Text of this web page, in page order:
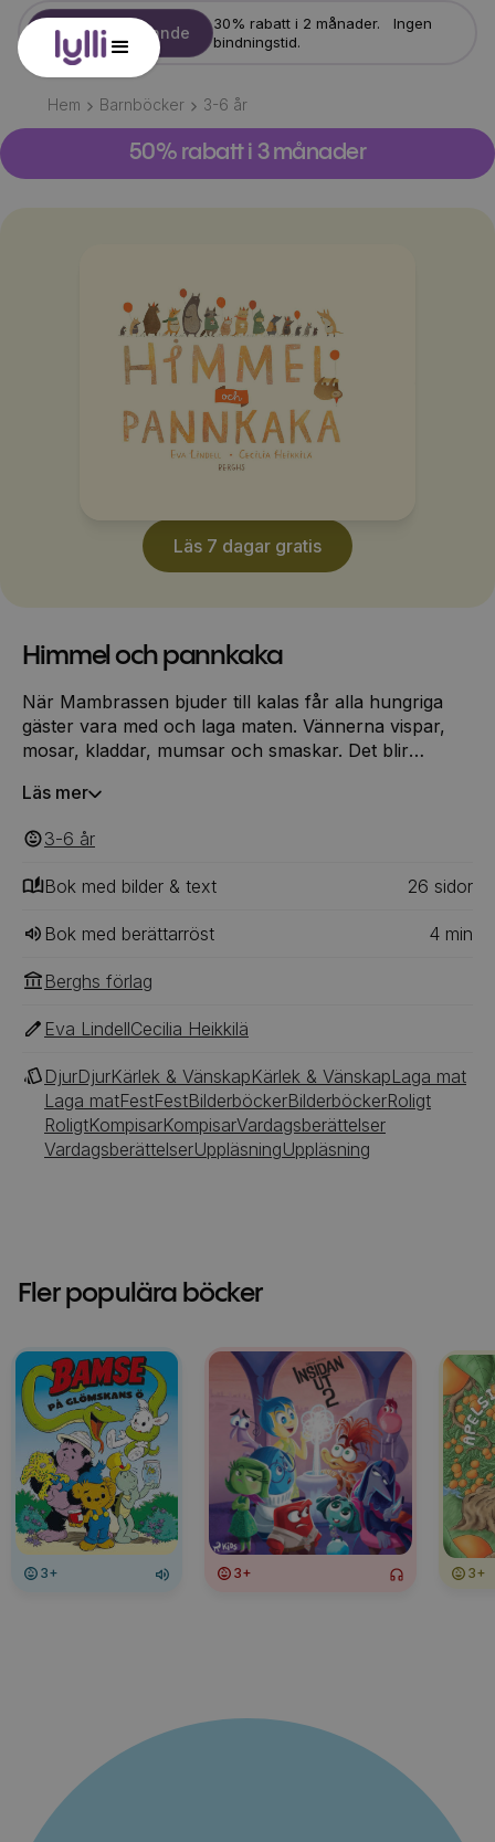
Starta erbjudande
30% rabatt i 2 månader. Ingen
bindningstid.
Hem Barnböcker 3-6 år
50% rabatt i 3 månader
Läs 7 dagar gratis
Himmel och pannkaka
När Mambrassen bjuder till kalas får alla hungriga
gäster vara med och laga maten. Vännerna vispar,
mosar, kladdar, mumsar och smaskar. Det blir
att glömma.
Läs mer
3-6 ‎‎ år
Bok med bilder & text 26 ‎‎ sidor
Bok med berättarröst 4 min
Berghs förlag
Eva LindellCecilia Heikkilä
DjurDjurKärlek & VänskapKärlek & VänskapLaga mat
Laga matFestFestBilderböckerBilderböckerRoligt
RoligtKompisarKompisarVardagsberättelser
VardagsberättelserUppläsningUppläsning
Fler populära böcker
3+ 3+ 3+